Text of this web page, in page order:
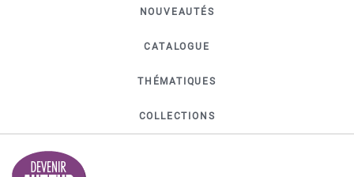
NOUVEAUTÉS
CATALOGUE
THÉMATIQUES
COLLECTIONS